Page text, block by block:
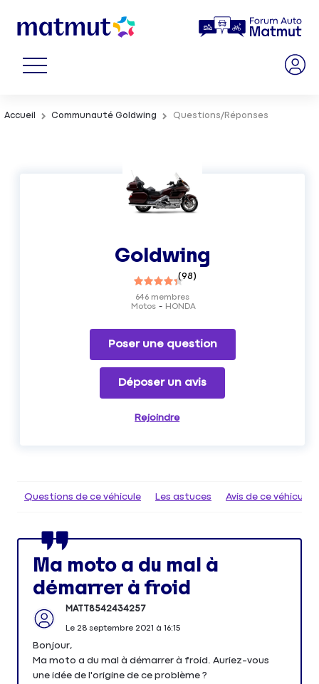
Accueil Communauté Goldwing Questions/Réponses
Goldwing
(98)
Motos HONDA
646 membres
Poser une question
Déposer un avis
Rejoindre
Questions de ce véhicule Les astuces Avis de ce véhicule
Ma moto a du mal à
démarrer à froid
MATT8542434257
Le 28 septembre 2021 à 16:15
Bonjour,
Ma moto a du mal à démarrer à froid. Auriez-vous
une idée de l'origine de ce problème ?